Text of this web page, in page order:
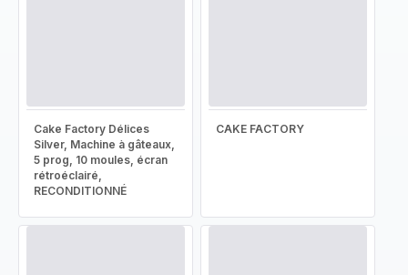
Cake Factory Délices
Silver, Machine à gâteaux,
5 prog, 10 moules, écran
rétroéclairé,
RECONDITIONNÉ
CAKE FACTORY